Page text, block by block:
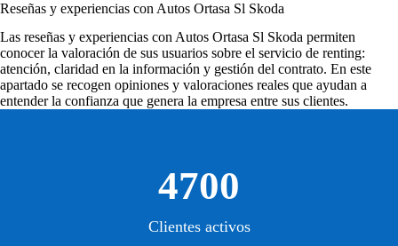
Reseñas y experiencias con Autos Ortasa Sl Skoda
Las reseñas y experiencias con Autos Ortasa Sl Skoda permiten
conocer la valoración de sus usuarios sobre el servicio de renting:
atención, claridad en la información y gestión del contrato. En este
apartado se recogen opiniones y valoraciones reales que ayudan a
entender la confianza que genera la empresa entre sus clientes.
4700
Clientes activos